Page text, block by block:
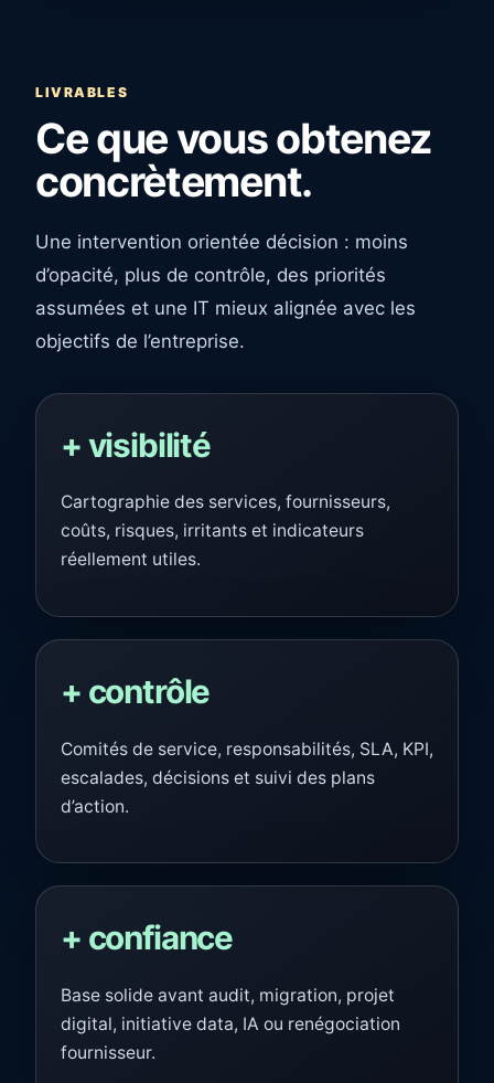
LIVRABLES
Ce que vous obtenez
concrètement.
Une intervention orientée décision : moins
d’opacité, plus de contrôle, des priorités
assumées et une IT mieux alignée avec les
objectifs de l’entreprise.
+ visibilité
Cartographie des services, fournisseurs,
coûts, risques, irritants et indicateurs
réellement utiles.
+ contrôle
Comités de service, responsabilités, SLA, KPI,
escalades, décisions et suivi des plans
d’action.
+ confiance
Base solide avant audit, migration, projet
digital, initiative data, IA ou renégociation
fournisseur.